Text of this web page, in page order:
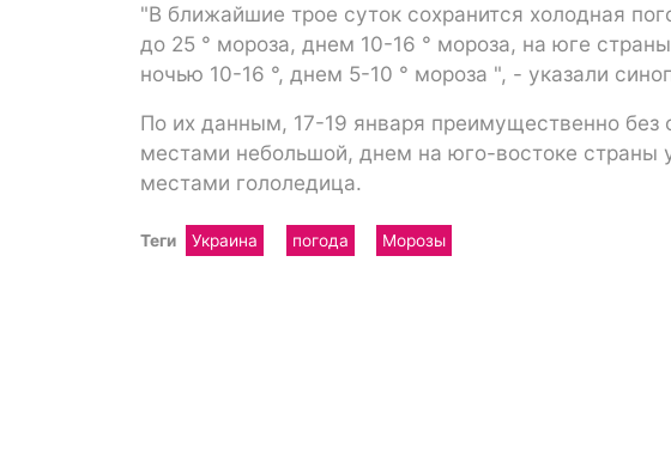
"В ближайшие трое суток сохранится холодная
до 25 ° мороза, днем ​​10-16 ° мороза, на юге
ночью 10-16 °, днем ​​5-10 ° мороза ", - указали
По их данным, 17-19 января преимущественно без
местами небольшой, днем ​​на юго-востоке страны
местами гололедица.
Теги Украина погода Морозы